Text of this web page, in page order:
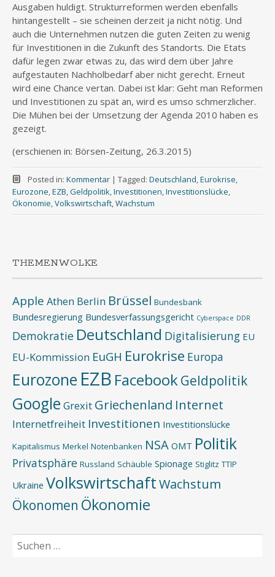
Ausgaben huldigt. Strukturreformen werden ebenfalls
hintangestellt – sie scheinen derzeit ja nicht nötig. Und
auch die Unternehmen nutzen die guten Zeiten zu wenig
für Investitionen in die Zukunft des Standorts. Die Etats
dafür legen zwar etwas zu, das wird dem über Jahre
aufgestauten Nachholbedarf aber nicht gerecht. Erneut
wird eine Chance vertan. Dabei ist klar: Geht man Reformen
und Investitionen zu spät an, wird es umso schmerzlicher.
Die Mühen bei der Umsetzung der Agenda 2010 haben es
gezeigt.
(erschienen in: Börsen-Zeitung, 26.3.2015)
Posted in: Kommentar | Tagged: Deutschland,Eurokrise,
Eurozone,EZB,Geldpolitik,Investitionen,Investitionslücke,
Ökonomie,Volkswirtschaft,Wachstum
THEMENWOLKE
Apple Athen Berlin Brüssel Bundesbank
Bundesregierung Bundesverfassungsgericht Cyberspace DDR
Demokratie Deutschland Digitalisierung EU
EU-Kommission EuGH Eurokrise Europa
Eurozone EZB FacebookGeldpolitik
Google Grexit Griechenland Internet
Internetfreiheit Investitionen Investitionslücke
Kapitalismus Merkel Notenbanken NSA OMT Politik
Privatsphäre Russland Schäuble Spionage Stiglitz TTIP
Ukraine VolkswirtschaftWachstum
Ökonomen Ökonomie
Suchen
nach: